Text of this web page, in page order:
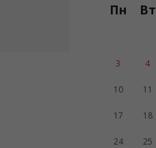
Пн Вт
3 4
10 11
17 18
24 25